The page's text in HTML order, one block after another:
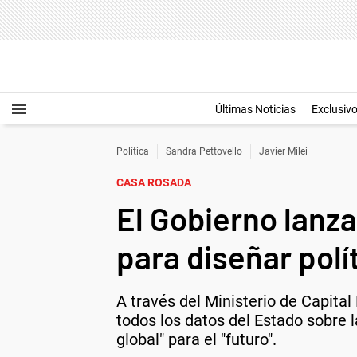
Últimas Noticias
Política Sandra Pettovello Javier Milei
CASA ROSADA
El Gobierno
para diseñar
A través del Ministerio de Capital
todos los datos del Estado sobre
global" para el "futuro".